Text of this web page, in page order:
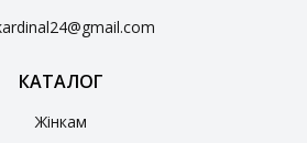
КАТАЛОГ
Жінкам